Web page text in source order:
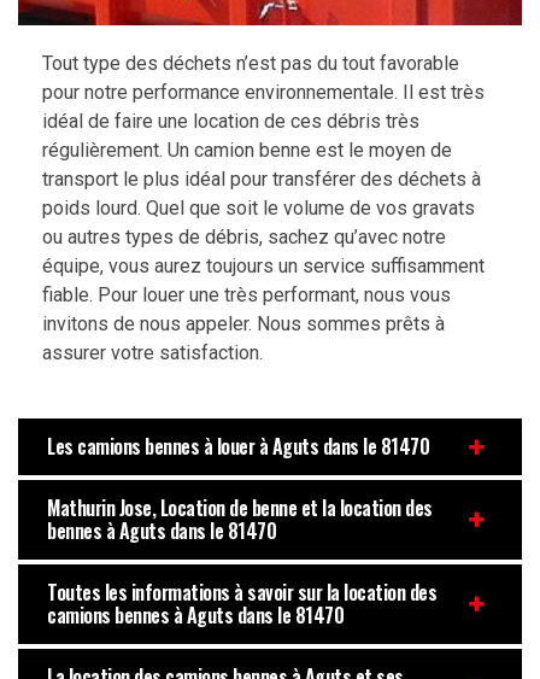
Tout type des déchets n’est pas du tout favorable
pour notre performance environnementale. Il est très
idéal de faire une location de ces débris très
régulièrement. Un camion benne est le moyen de
transport le plus idéal pour transférer des déchets à
poids lourd. Quel que soit le volume de vos gravats
ou autres types de débris, sachez qu’avec notre
équipe, vous aurez toujours un service suffisamment
fiable. Pour louer une très performant, nous vous
invitons de nous appeler. Nous sommes prêts à
assurer votre satisfaction.
Les camions bennes à louer à Aguts dans le 81470
Mathurin Jose, Location de benne et la location des
bennes à Aguts dans le 81470
Toutes les informations à savoir sur la location des
camions bennes à Aguts dans le 81470